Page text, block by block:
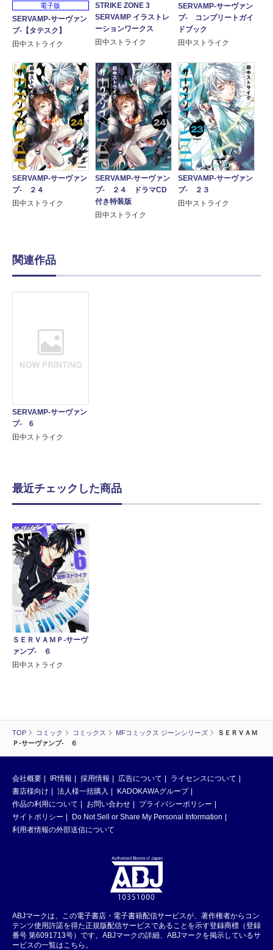
TOP コミック コミックス MFコミックス ジーンシリーズ
ＳＥＲＶＡＭ
Ｐ‐サーヴァンプ‐ ６
電子版
SERVAMP-サーヴァン
プ-【タテスク】
田中ストライク
STRIKE ZONE 3
SERVAMP イラストレ
ーションワークス
田中ストライク
SERVAMP-サーヴァン
プ- コンプリートガイ
ドブック
田中ストライク
SERVAMP-サーヴァン
プ- ２４
田中ストライク
SERVAMP-サーヴァン
プ- ２４ ドラマCD
付き特装版
田中ストライク
SERVAMP-サーヴァン
プ- ２３
田中ストライク
関連作品
SERVAMP-サーヴァン
プ- 6
田中ストライク
最近チェックした商品
ＳＥＲＶＡＭＰ‐サーヴ
ァンプ‐ ６
田中ストライク
会社概要 IR情報 採用情報 広告について
ライセンスについて
書店様向け
法人様一括購入
KADOKAWAグループ
作品の利用について
お問い合わせ
プライバシーポリシー
サイトポリシー
Do Not Sell or Share My Personal Information
利用者情報の外部送信について
ABJマークは、この電子書店・電子書籍配信サービスが、著作権者からコン
テンツ使用許諾を得た正規版配信サービスであることを示す登録商標（登録
番号 第6091713号）です。ABJマークの詳細、ABJマークを掲示しているサ
ービスの一覧はこちら。